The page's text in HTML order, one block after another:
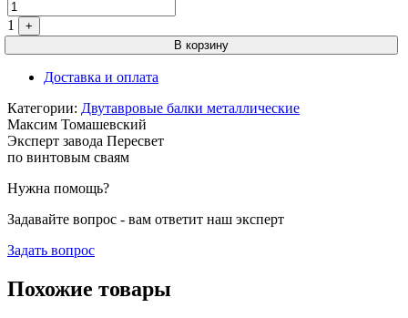
1
+
В корзину
Доставка и оплата
Категории: Двутавровые балки металлические
Максим Томашевский
Эксперт завода Пересвет
по винтовым сваям
Нужна помощь?
Задавайте вопрос - вам ответит наш эксперт
Задать вопрос
Похожие товары